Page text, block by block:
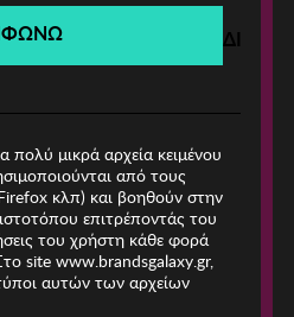
πολύ μικρά αρχεία κειμένου
από τους
κλπ) και βοηθούν στην
επιτρέποντάς του
του χρήστη κάθε φορά
site www.brandsgalaxy.gr,
αυτών των αρχείων